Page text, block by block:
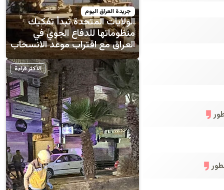
جريدة العراق اليوم
الولايات المتحدة تبدأ تفكيك
منظوماتها للدفاع الجوي في
العراق مع اقتراب موعد الانسحاب
الأكثر قراءة